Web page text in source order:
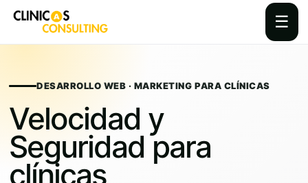
☰
contentDESARROLLO WEB · MARKETING PARA CLÍNICAS
Velocidad y
Seguridad para
clínicas